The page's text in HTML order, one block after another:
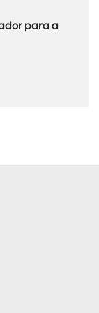
para a